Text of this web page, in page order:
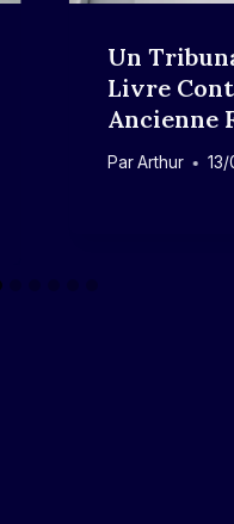
Un
Livre
Ancienne
Par Arthur